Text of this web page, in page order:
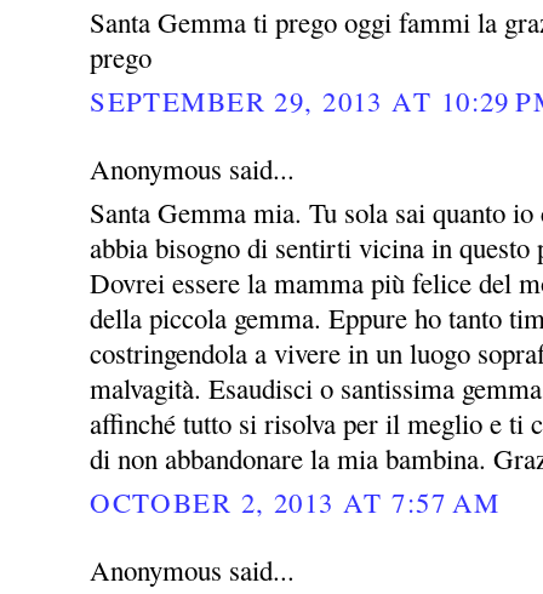
Santa Gemma ti prego oggi fammi la
prego
SEPTEMBER 29, 2013 AT 10:29
Anonymous said...
Santa Gemma mia. Tu sola sai quanto
abbia bisogno di sentirti vicina in
Dovrei essere la mamma più felice del
della piccola gemma. Eppure ho tanto
costringendola a vivere in un luogo
malvagità. Esaudisci o santissima
affinché tutto si risolva per il meglio e ti
di non abbandonare la mia bambina.
OCTOBER 2, 2013 AT 7:57 AM
Anonymous said...